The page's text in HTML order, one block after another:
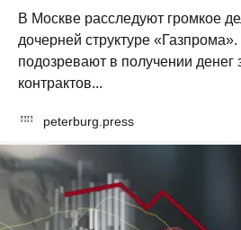
В Москве расследуют громкое
дочерней структуре
подозревают в получении денег
контрактов...
peterburg.press